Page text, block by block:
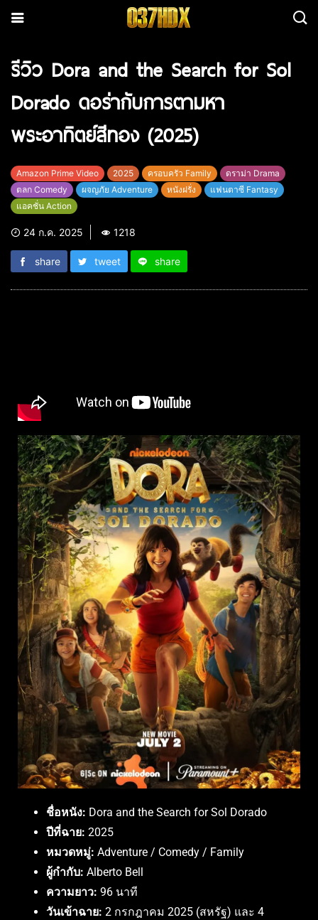
รีวิว Dora and the Search for Sol
Dorado ดอร่ากับการตามหา
พระอาทิตย์สีทอง (2025)
Amazon Prime Video 2025 ครอบครัว Family
ดราม่า Drama
ตลก Comedy
ผจญภัย Adventure หนังฝรั่ง
แฟนตาซี Fantasy
แอคชั่น Action
24 ก.ค. 2025 1218
share tweet share
ชื่อหนัง: Dora and the Search for Sol Dorado
ปีที่ฉาย: 2025
หมวดหมู่: Adventure / Comedy / Family
ผู้กำกับ: Alberto Bell
ความยาว: 96 นาที
วันเข้าฉาย: 2 กรกฎาคม 2025 (สหรัฐ) และ 4